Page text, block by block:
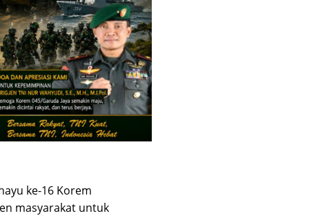
ke-16 Korem
masyarakat untuk